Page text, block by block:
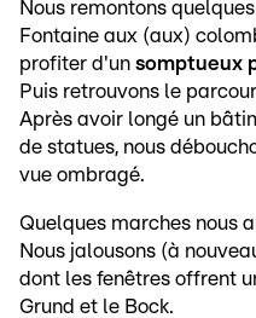
Nous remontons
Fontaine aux (aux)
profiter d'un somptueux
Puis retrouvons le
Après avoir longé un
de statues, nous
vue ombragé.
Quelques marches nous
Nous jalousons (à
dont les fenêtres offrent
Grund et le Bock.